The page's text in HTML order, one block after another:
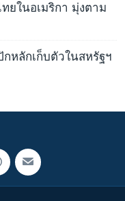
ยในอเมริกา มุ่งตาม
หลักเก็บตัวในสหรัฐฯ